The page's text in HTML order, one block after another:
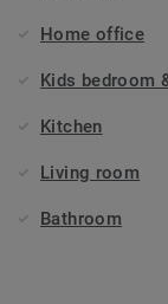
Home office
Kids bedroom
Kitchen
Living room
Bathroom